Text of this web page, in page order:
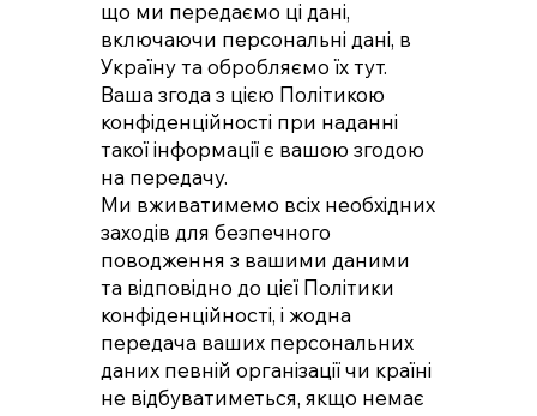
що ми передаємо ці дані,
включаючи персональні дані, в
Україну та обробляємо їх тут.
Ваша згода з цією Політикою
конфіденційності при наданні
такої інформації є вашою згодою
на передачу.
Ми вживатимемо всіх необхідних
заходів для безпечного
поводження з вашими даними
та відповідно до цієї Політики
конфіденційності, і жодна
передача ваших персональних
даних певній організації чи країні
не відбуватиметься, якщо немає